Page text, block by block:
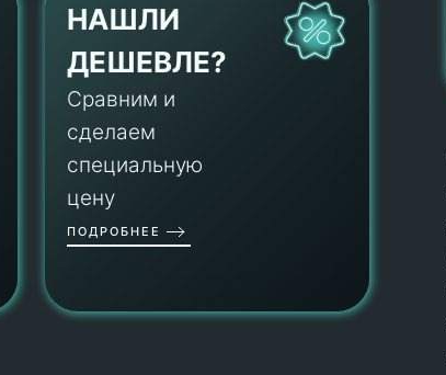
НАШЛИ
ДЕШЕВЛЕ?
Сравним и
сделаем
специальную
цену
ПОДРОБНЕЕ